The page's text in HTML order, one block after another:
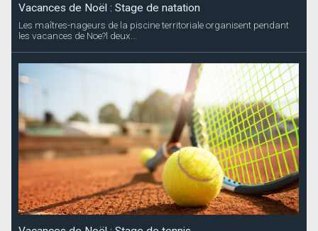
Vacances de Noël : Stage de natation
Les maîtres-nageurs de la piscine territoriale organisent pendant
les vacances de Noe?l deux...